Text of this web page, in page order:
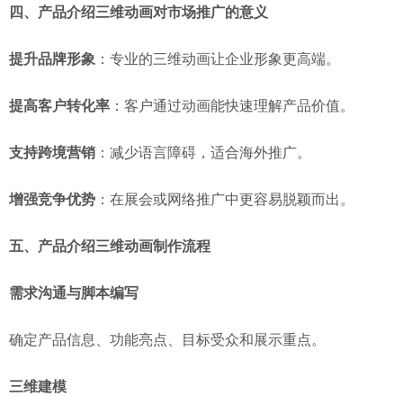
四、产品介绍三维动画对市场推广的意义
提升品牌形象 ：专业的三维动画让企业形象更高端。
提高客户转化率 ：客户通过动画能快速理解产品价值。
支持跨境营销 ：减少语言障碍，适合海外推广。
增强竞争优势 ：在展会或网络推广中更容易脱颖而出。
五、产品介绍三维动画制作流程
需求沟通与脚本编写
确定产品信息、功能亮点、目标受众和展示重点。
三维建模